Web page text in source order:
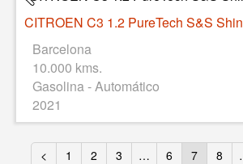
CITROEN C3 1.2 PureTech S&S
Barcelona
10.000 kms.
Gasolina - Automático
2021
< 1 2 3 … 6 7 8